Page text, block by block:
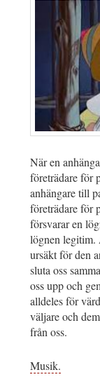
När en
företrädare för
anhängare till
företrädare för
försvarar en
lögnen legitim.
ursäkt för den
sluta oss
oss upp och
alldeles för
väljare och
från oss.
Musik.